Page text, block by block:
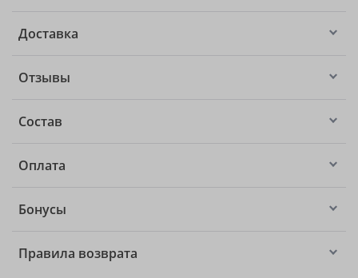
Доставка
Отзывы
Состав
Оплата
Бонусы
Правила возврата